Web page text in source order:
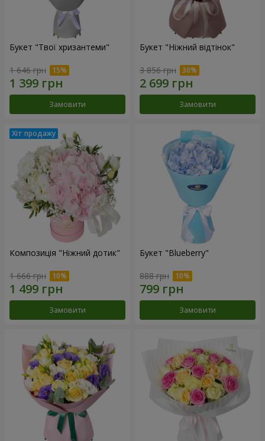
Букет "Твої хризантеми"
1 646 грн
Замовити
Букет "Ніжний відтінок"
3 856 грн
Замовити
Композиція "Ніжний дотик"
1 666 грн
Замовити
Букет "Blueberry"
888 грн
Замовити